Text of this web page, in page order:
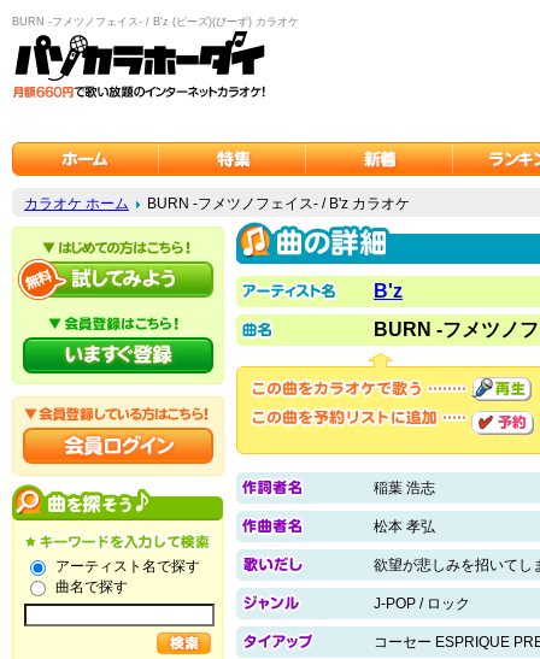
BURN -フメツノフェイス- / B'z (ビーズ)(びーず) カラオケ
カラオケ ホーム BURN -フメツノフェイス- / B'z カラオケ
アーティスト名で探す
曲名で探す
B'z
BURN -フメツノ
稲葉 浩志
松本 孝弘
欲望が悲しみを招いてし
J-POP / ロック
コーセー ESPRIQUE